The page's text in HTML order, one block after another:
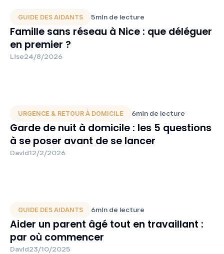
GUIDE DES AIDANTS 5min de lecture
Famille sans réseau à Nice : que déléguer
en premier ?
Lise24/8/2026
URGENCE & RETOUR À DOMICILE 6min de lecture
Garde de nuit à domicile : les 5 questions
à se poser avant de se lancer
David12/2/2026
GUIDE DES AIDANTS 6min de lecture
Aider un parent âgé tout en travaillant :
par où commencer
David23/10/2025